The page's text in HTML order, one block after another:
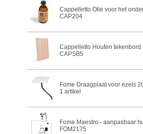
Cappelletto Olie voor het
CAP204
Cappelletto Houten tekenbord
CAPSB5
Fome Draagplaat voor ezels
1 artikel
Fome Maestro - aanpasbaar
FOM2175